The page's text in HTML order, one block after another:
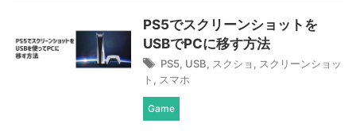
PS5でスクリーンショットを
USBでPCに移す方法
PS5, USB, スクショ , スクリーンショッ
ト , スマホ
Game